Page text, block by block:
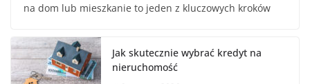
na dom lub mieszkanie to jeden z kluczowych kroków
Jak skutecznie wybrać kredyt na
nieruchomość